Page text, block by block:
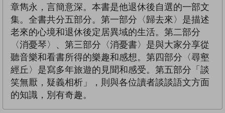
章雋永，言簡意深。本書是他退休後自選的一部文
集。全書共分五部分。第一部分〈歸去來〉是描述
老來的心境和退休後定居異域的生活。第二部分
〈消憂琴〉、第三部分〈消憂書〉是與大家分享從
聽音樂和看書所得的樂趣和感想。第四部分〈尋壑
經丘〉是寫多年旅遊的見聞和感受。第五部分「談
笑無厭，疑義相析」，則與各位讀者談談語文方面
的知識，別有奇趣。